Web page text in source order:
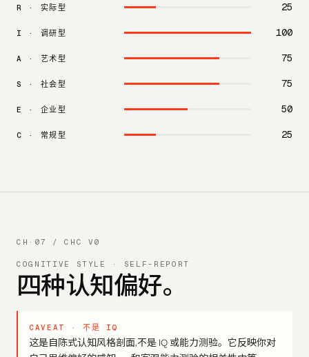
R · 实际型 25
I · 调研型 100
A · 艺术型 75
S · 社会型 75
E · 企业型 50
C · 常规型 25
CH·07 / CHC V0
COGNITIVE STYLE · SELF-REPORT
四种认知偏好。
CAVEAT · 不是 IQ
这是自陈式认知风格剖面,不是 IQ 或能力测验。它反映你对